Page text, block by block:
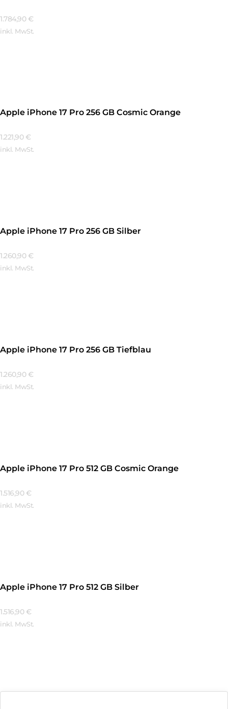
1.784,90 €
inkl. MwSt.
Apple iPhone 17 Pro 256 GB Cosmic Orange
1.221,90 €
inkl. MwSt.
Apple iPhone 17 Pro 256 GB Silber
1.260,90 €
inkl. MwSt.
Apple iPhone 17 Pro 256 GB Tiefblau
1.260,90 €
inkl. MwSt.
Apple iPhone 17 Pro 512 GB Cosmic Orange
1.516,90 €
inkl. MwSt.
Apple iPhone 17 Pro 512 GB Silber
1.516,90 €
inkl. MwSt.